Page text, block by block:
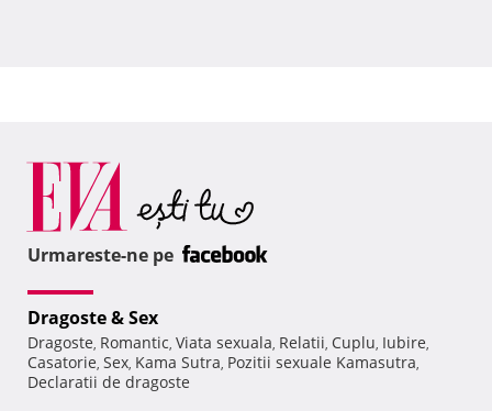
Urmareste-ne pe
Dragoste & Sex
Dragoste, Romantic, Viata sexuala, Relatii, Cuplu, Iubire,
Casatorie, Sex, Kama Sutra, Pozitii sexuale Kamasutra,
Declaratii de dragoste